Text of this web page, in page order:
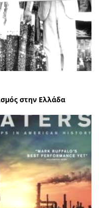
στην Ελλάδα